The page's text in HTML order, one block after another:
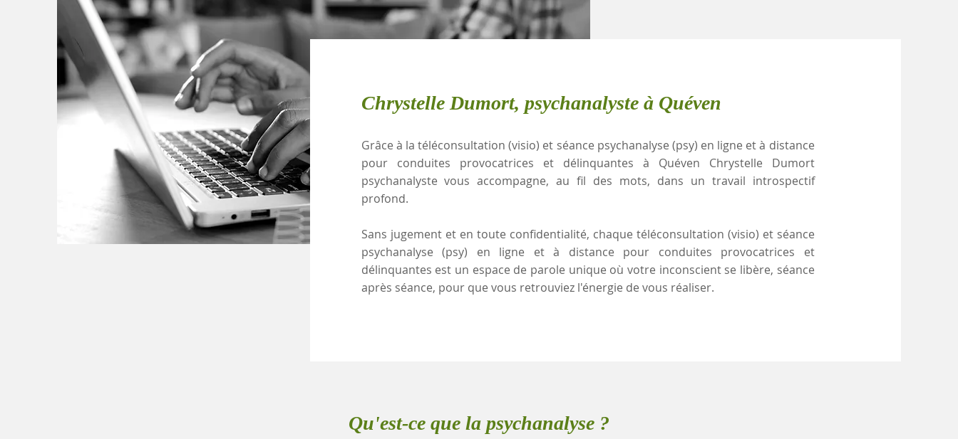
Chrystelle Dumort, psychanalyste à Quéven
Grâce à la téléconsultation (visio) et séance psychanalyse (psy) en ligne et à distance
pour conduites provocatrices et délinquantes à Quéven Chrystelle Dumort
psychanalyste vous accompagne, au fil des mots, dans un travail introspectif
profond.
Sans jugement et en toute confidentialité, chaque téléconsultation (visio) et séance
psychanalyse (psy) en ligne et à distance pour conduites provocatrices et
délinquantes est un espace de parole unique où votre inconscient se libère, séance
après séance, pour que vous retrouviez l'énergie de vous réaliser.
Qu'est-ce que la psychanalyse ?